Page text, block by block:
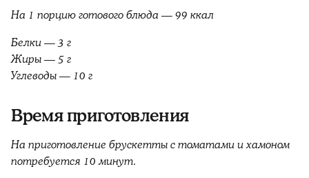
На 1 порцию готового блюда — 99 ккал
Белки — 3 г
Жиры — 5 г
Углеводы — 10 г
Время приготовления
На приготовление брускетты с томатами и хамоном
потребуется 10 минут.